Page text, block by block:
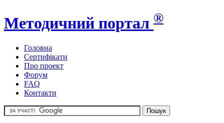
Методичний портал ®
Головна
Сертифікати
Про проект
Форум
FAQ
Контакти